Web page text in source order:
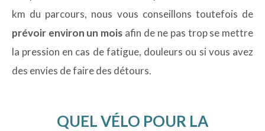
km du parcours, nous vous conseillons toutefois de
prévoir environ un mois afin de ne pas trop se mettre
la pression en cas de fatigue, douleurs ou si vous avez
des envies de faire des détours.
QUEL VÉLO POUR LA